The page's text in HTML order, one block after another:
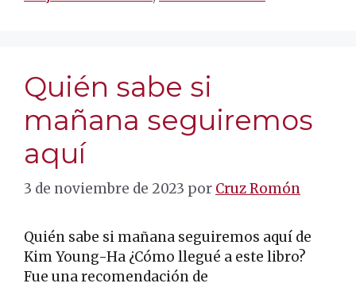
Quién sabe si
mañana seguiremos
aquí
3 de noviembre de 2023 por Cruz Romón
Quién sabe si mañana seguiremos aquí de
Kim Young-Ha ¿Cómo llegué a este libro?
Fue una recomendación de